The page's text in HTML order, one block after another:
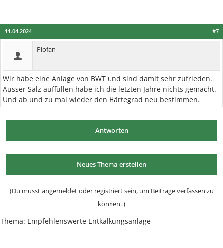
#7
11.04.2024
Piofan
Wir habe eine Anlage von BWT und sind damit sehr zufrieden.
Ausser Salz auffüllen,habe ich die letzten Jahre nichts gemacht.
Und ab und zu mal wieder den Härtegrad neu bestimmen.
Antworten
Neues Thema erstellen
(Du musst angemeldet oder registriert sein, um Beiträge verfassen zu
können. )
Thema: Empfehlenswerte Entkalkungsanlage